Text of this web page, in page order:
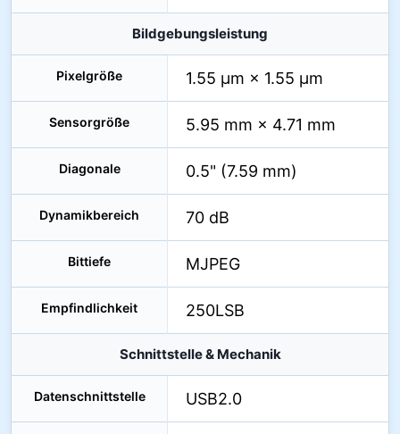
Bildgebungsleistung
Pixelgröße 1.55 µm × 1.55 µm
Sensorgröße 5.95 mm × 4.71 mm
Diagonale 0.5" (7.59 mm)
Dynamikbereich 70 dB
Bittiefe MJPEG
Empfindlichkeit 250LSB
Schnittstelle & Mechanik
Datenschnittstelle USB2.0